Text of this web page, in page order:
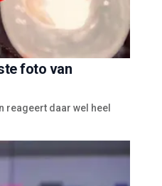
foto van
reageert daar wel heel